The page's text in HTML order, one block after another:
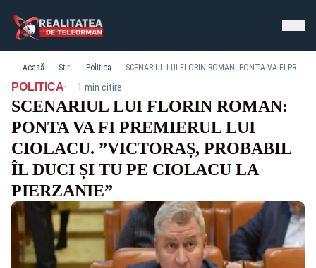
Acasă Știri Politica SCENARIUL LUI FLORIN ROMAN: PONTA VA FI PREMIERUL LUI CIOLACU. ”VICTORAȘ, PROBABIL ÎL DUCI ȘI TU PE CIOLACU LA PIERZANIE”
POLITICA· 1 min citire
SCENARIUL LUI FLORIN ROMAN:
PONTA VA FI PREMIERUL LUI
CIOLACU. ”VICTORAȘ, PROBABIL
ÎL DUCI ȘI TU PE CIOLACU LA
PIERZANIE”